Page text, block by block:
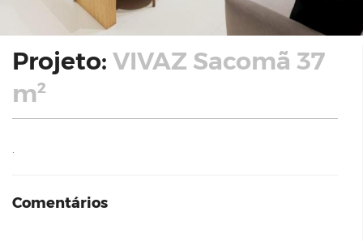
Projeto: VIVAZ Sacomã 37
m²
Comentários